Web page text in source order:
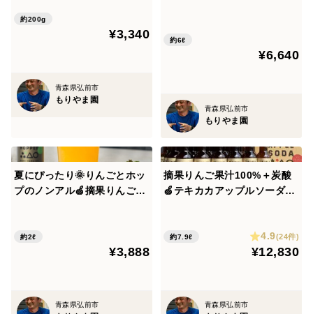
【原材料】
りんご（青森県弘前市産）
2026.12.31
直射日光・高温多湿を避けて常温保存
━━━━━━━━━━━━━━
農薬を慣行栽培の5割以下、
約200g
¥3,340
青森県弘前市
もりやま園
楽しむ♪ 飲み比べセット✨
約6ℓ
¥6,640
青森県弘前市
もりやま園
夏にぴったり🌞りんごとホッ
プのノンアル🍏摘果りんごに
糖・香料・保存料無添加 お届
け日時指定可 ギフトに自分
約2ℓ
¥3,888
青森県弘前市
摘果りんご果汁100%＋炭酸
🍏テキカカアップルソーダ🍏
もおすすめ！甘さひかえめで
お食事と一緒に楽しめます🍹
約7.9ℓ 4.9(24件)
¥12,830
青森県弘前市